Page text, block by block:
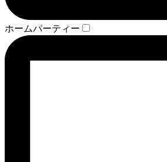
ホームパーティー